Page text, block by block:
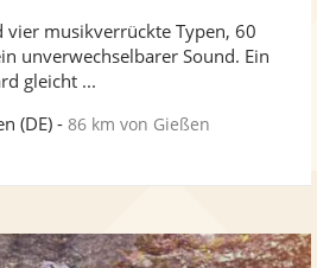
5
vier musikverrückte Typen, 60
unverwechselbarer Sound. Ein
gleicht ...
(DE) -86 km von Gießen